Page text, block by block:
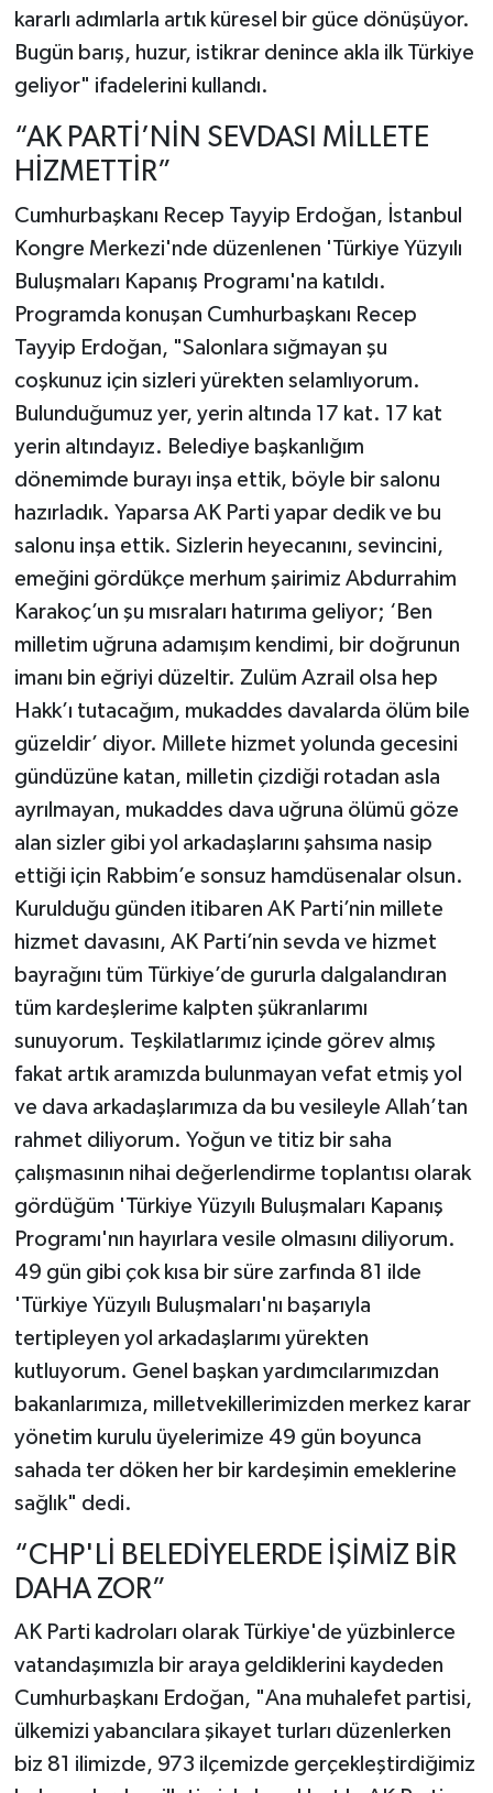
kararlı adımlarla artık küresel bir güce dönüşüyor.
Bugün barış, huzur, istikrar denince akla ilk Türkiye
geliyor" ifadelerini kullandı.
“AK PARTİ’NİN SEVDASI MİLLETE
HİZMETTİR”
Cumhurbaşkanı Recep Tayyip Erdoğan, İstanbul
Kongre Merkezi'nde düzenlenen 'Türkiye Yüzyılı
Buluşmaları Kapanış Programı'na katıldı.
Programda konuşan Cumhurbaşkanı Recep
Tayyip Erdoğan, "Salonlara sığmayan şu
coşkunuz için sizleri yürekten selamlıyorum.
Bulunduğumuz yer, yerin altında 17 kat. 17 kat
yerin altındayız. Belediye başkanlığım
dönemimde burayı inşa ettik, böyle bir salonu
hazırladık. Yaparsa AK Parti yapar dedik ve bu
salonu inşa ettik. Sizlerin heyecanını, sevincini,
emeğini gördükçe merhum şairimiz Abdurrahim
Karakoç’un şu mısraları hatırıma geliyor; ‘Ben
milletim uğruna adamışım kendimi, bir doğrunun
imanı bin eğriyi düzeltir. Zulüm Azrail olsa hep
Hakk’ı tutacağım, mukaddes davalarda ölüm bile
güzeldir’ diyor. Millete hizmet yolunda gecesini
gündüzüne katan, milletin çizdiği rotadan asla
ayrılmayan, mukaddes dava uğruna ölümü göze
alan sizler gibi yol arkadaşlarını şahsıma nasip
ettiği için Rabbim’e sonsuz hamdüsenalar olsun.
Kurulduğu günden itibaren AK Parti’nin millete
hizmet davasını, AK Parti’nin sevda ve hizmet
bayrağını tüm Türkiye’de gururla dalgalandıran
tüm kardeşlerime kalpten şükranlarımı
sunuyorum. Teşkilatlarımız içinde görev almış
fakat artık aramızda bulunmayan vefat etmiş yol
ve dava arkadaşlarımıza da bu vesileyle Allah’tan
rahmet diliyorum. Yoğun ve titiz bir saha
çalışmasının nihai değerlendirme toplantısı olarak
gördüğüm 'Türkiye Yüzyılı Buluşmaları Kapanış
Programı'nın hayırlara vesile olmasını diliyorum.
49 gün gibi çok kısa bir süre zarfında 81 ilde
'Türkiye Yüzyılı Buluşmaları'nı başarıyla
tertipleyen yol arkadaşlarımı yürekten
kutluyorum. Genel başkan yardımcılarımızdan
bakanlarımıza, milletvekillerimizden merkez karar
yönetim kurulu üyelerimize 49 gün boyunca
sahada ter döken her bir kardeşimin emeklerine
sağlık" dedi.
“CHP'Lİ BELEDİYELERDE İŞİMİZ BİR
DAHA ZOR”
AK Parti kadroları olarak Türkiye'de yüzbinlerce
vatandaşımızla bir araya geldiklerini kaydeden
Cumhurbaşkanı Erdoğan, "Ana muhalefet partisi,
ülkemizi yabancılara şikayet turları düzenlerken
biz 81 ilimizde, 973 ilçemizde gerçekleştirdiğimiz